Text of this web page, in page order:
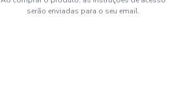
serão enviadas para o seu email.